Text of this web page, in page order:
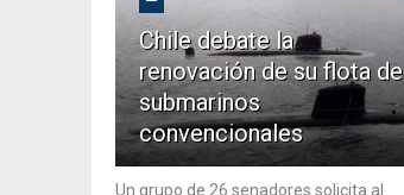
Chile debate la
renovación de su flota de
submarinos
convencionales
Un grupo de 26 senadores solicita al